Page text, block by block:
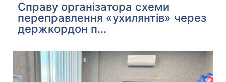
Справу організатора схеми
переправлення «ухилянтів» через
держкордон п...